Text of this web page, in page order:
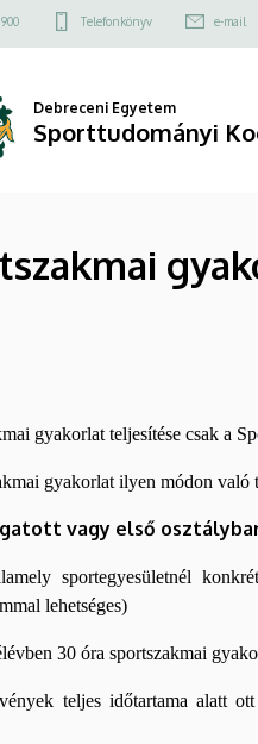
Telefonkönyv e-mail
Debreceni Egyetem
Sporttudományi
gyakorlat teljesítése csak a
gyakorlat ilyen módon való
vagy első
sportegyesületnél
lehetséges)
30 óra sportszakmai
teljes időtartama alatt